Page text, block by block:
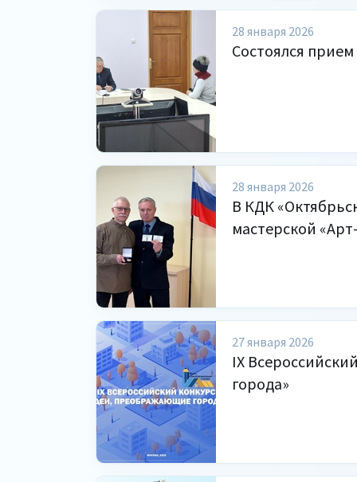
28 января 2026
Состоялся
28 января 2026
В КДК
мастерской
27 января 2026
IX
города»